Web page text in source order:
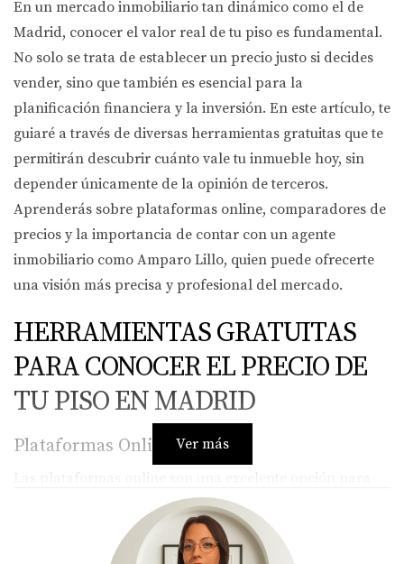
En un mercado inmobiliario tan dinámico como el de
Madrid, conocer el valor real de tu piso es fundamental.
No solo se trata de establecer un precio justo si decides
vender, sino que también es esencial para la
planificación financiera y la inversión. En este artículo, te
guiaré a través de diversas herramientas gratuitas que te
permitirán descubrir cuánto vale tu inmueble hoy, sin
depender únicamente de la opinión de terceros.
Aprenderás sobre plataformas online, comparadores de
precios y la importancia de contar con un agente
inmobiliario como Amparo Lillo, quien puede ofrecerte
una visión más precisa y profesional del mercado.
HERRAMIENTAS GRATUITAS
PARA CONOCER EL PRECIO DE
TU PISO EN MADRID
Plataformas Online
obtener una primera aproximación al valor de tu
propiedad. Sitios como Idealista, Fotocasa y Habitaclia
ofrecen herramientas que permiten calcular el precio
Ver más